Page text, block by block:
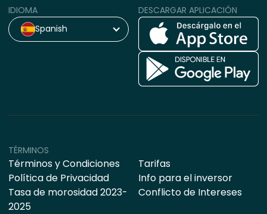
IDIOMA
Spanish
DESCARGAR APLICACIÓN
TÉRMINOS
Términos y Condiciones
Política de Privacidad
Tasa de morosidad 2023-
2025
Tarifas
Info para el inversor
Conflicto de Intereses